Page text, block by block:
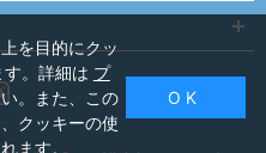
Instagram
を目的にクッ
。詳細は プ
。また、この
クッキーの使
ます。
O K